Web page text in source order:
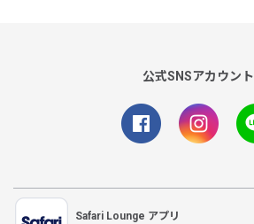
公式SNSアカウント
Safari Lounge アプリ